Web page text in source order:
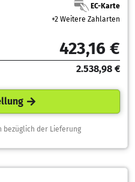
EC-Karte
+2 Weitere Zahlarten
423,16 €
2.538,98 €
bezüglich der Lieferung